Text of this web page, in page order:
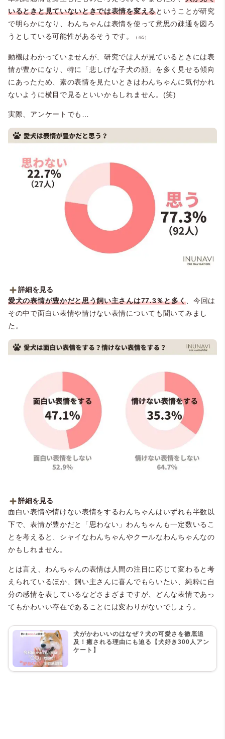
いるときと見ていないときでは表情を変えるということが研究
で明らかになり、わんちゃんは表情を使って意思の疎通を図ろ
うとしている可能性があるそうです。
（※5）
動機はわかっていませんが、研究では人が見ているときには表
情が豊かになり、特に「悲しげな子犬の顔」を多く見せる傾向
にあったため、素の表情を見たいときはわんちゃんに気付かれ
ないように横目で見るといいかもしれません。(笑)
実際、アンケートでも…
詳細を見る
■愛犬は表情が豊かだと思う？
・思う：77.3％（92人）
愛犬の表情が豊かだと思う飼い主さんは77.3％と多く 、今回は
その中で面白い表情や情けない表情についても聞いてみまし
た。
詳細を見る
■愛犬は面白い表情をする？
・しない：52.9％（63人）
・する：47.1％（56人）
■愛犬は情けない表情をする？
・しない：64.7％（77人）
・する：35.3％（42人）
面白い表情や情けない表情をするわんちゃんはいずれも半数以
下で、表情が豊かだと「思わない」わんちゃんも一定数いるこ
とを考えると、シャイなわんちゃんやクールなわんちゃんなの
かもしれません。
とは言え、わんちゃんの表情は人間の注目に応じて変わると考
えられているほか、飼い主さんに喜んでもらいたい、純粋に自
分の感情を表しているなどさまざまですが、どんな表情であっ
てもかわいい存在であることには変わりがないでしょう。
犬がかわいいのはなぜ？犬の可愛さを徹底追
及！癒される理由にも迫る【犬好き300人アン
ケート】